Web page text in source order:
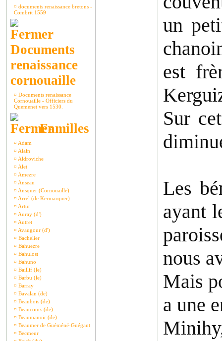
¤ documents renaissance bretons -
Combrit 1559
Documents
renaissance
cornouaille
¤ Documents renaissance
Cornouaille - Officiers du
Quemenet vers 1530.
Familles
¤ Adam
¤ Alain
¤ Aldroviche
¤ Alet
¤ Amezre
¤ Anseau
¤ Ansquer (Cornouaille)
¤ Arrel (de Kermarquer)
¤ Artur
¤ Auray (d')
¤ Autret
¤ Avaugour (d')
¤ Bachelier
¤ Bahuezre
¤ Bahulost
¤ Bahuno
¤ Baillif (le)
¤ Barbu (le)
¤ Barray
¤ Bavalan (de)
¤ Beaubois (de)
¤ Beaucours (de)
¤ Beaumanoir (de)
¤ Beaumer de Guéméné-Guégant
¤ Becmeur
un
est
Sur
Les
ayant
nous
Mais
a une